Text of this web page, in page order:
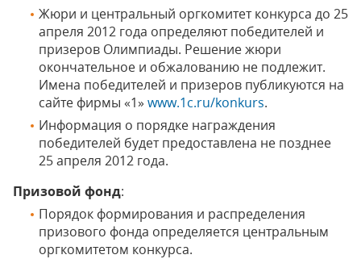
Жюри и центральный оргкомитет конкурса до 25
апреля 2012 года определяют победителей и
призеров Олимпиады. Решение жюри
окончательное и обжалованию не подлежит.
Имена победителей и призеров публикуются на
сайте фирмы «1» www.1c.ru/konkurs.
Информация о порядке награждения
победителей будет предоставлена не позднее
25 апреля 2012 года.
Призовой фонд:
Порядок формирования и распределения
призового фонда определяется центральным
оргкомитетом конкурса.